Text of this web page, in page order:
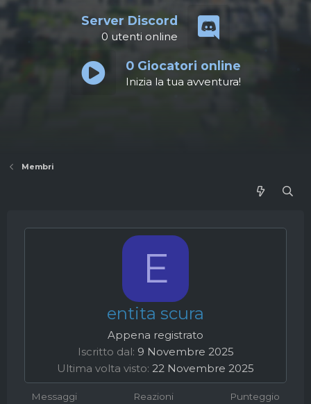
Server Discord
0 utenti online
0Giocatori online
Inizia la tua avventura!
Membri
E
entita scura
Appena registrato
Iscritto dal 9 Novembre 2025
Ultima volta visto 22 Novembre 2025
Messaggi Reazioni Punteggio